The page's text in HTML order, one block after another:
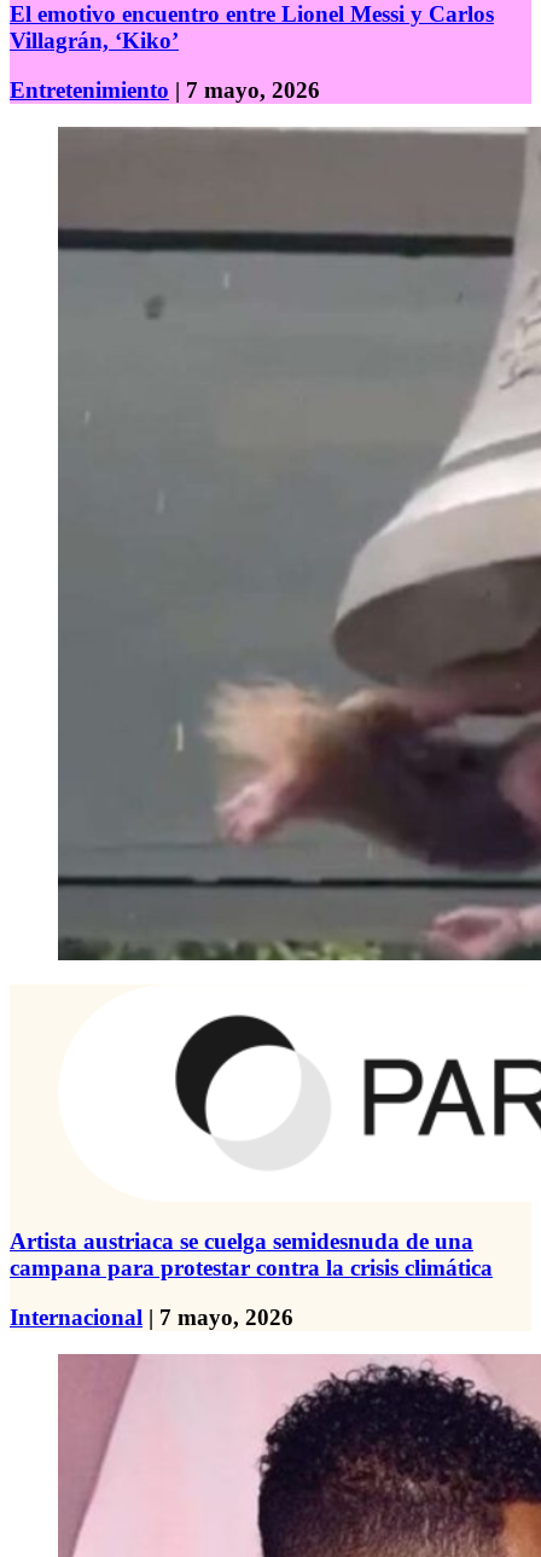
El emotivo encuentro entre Lionel Messi y Carlos
Villagrán, ‘Kiko’
Entretenimiento | 7 mayo, 2026
Artista austriaca se cuelga semidesnuda de una
campana para protestar contra la crisis climática
Internacional | 7 mayo, 2026